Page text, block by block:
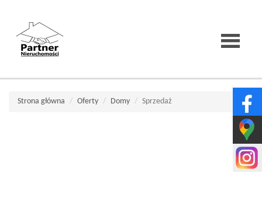
Strona
główna
Strona główna Oferty Domy Sprzedaż